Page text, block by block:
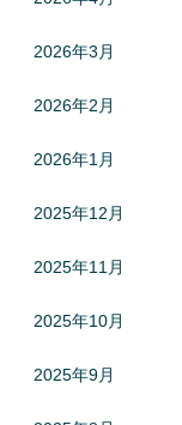
2026年3月
2026年2月
2026年1月
2025年12月
2025年11月
2025年10月
2025年9月